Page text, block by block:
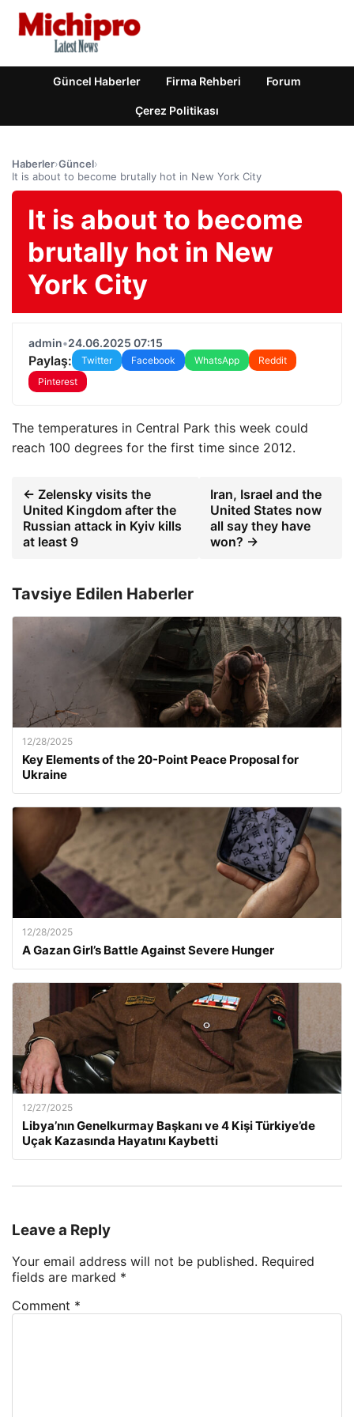
Güncel Haberler Firma Rehberi Forum
Çerez Politikası
Haberler›Güncel›
It is about to become brutally hot in New York City
It is about to become
brutally hot in New
York City
admin•24.06.2025 07:15
Paylaş: Twitter Facebook WhatsApp
Reddit
Pinterest
The temperatures in Central Park this week could
reach 100 degrees for the first time since 2012.
← Zelensky visits the
United Kingdom after the
Russian attack in Kyiv kills
at least 9
Iran, Israel and the
United States now
all say they have
won? →
Tavsiye Edilen Haberler
12/28/2025
Key Elements of the 20-Point Peace Proposal for
Ukraine
12/28/2025
A Gazan Girl’s Battle Against Severe Hunger
12/27/2025
Libya’nın Genelkurmay Başkanı ve 4 Kişi Türkiye’de
Uçak Kazasında Hayatını Kaybetti
Leave a Reply
Your email address will not be published. Required
fields are marked *
Comment *